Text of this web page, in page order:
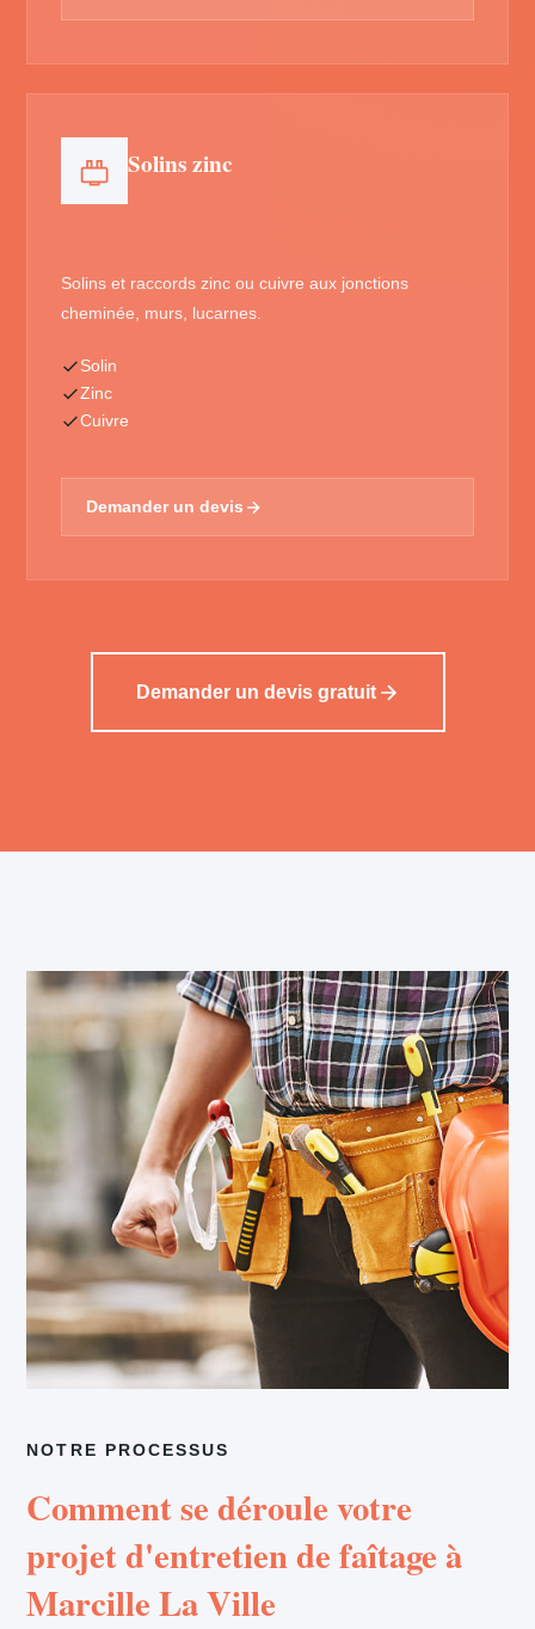
Solins zinc
Solins et raccords zinc ou cuivre aux jonctions
cheminée, murs, lucarnes.
Solin
Zinc
Cuivre
Demander un devis
Demander un devis gratuit
NOTRE PROCESSUS
Comment se déroule votre
projet d'entretien de faîtage à
Marcille La Ville